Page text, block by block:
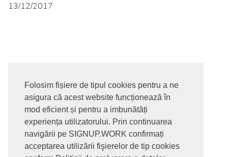
Folosim fișiere de tipul cookies pentru a ne
asigura că acest website funcționează în
mod eficient și pentru a imbunătăți
experiența utilizatorului. Prin continuarea
navigării pe SIGNUP.WORK confirmați
acceptarea utilizării fişierelor de tip cookies
13/12/2017
© 2017-2026. Toate drepturile rezervate
SIGNUPDOTWORK SRLTermeni si conditii | Politica de
confidentialitate | Politica de livrare si anulare comanda |
Politica GDPR